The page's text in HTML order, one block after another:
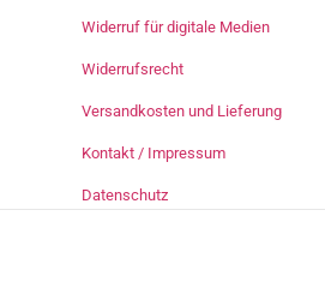
Widerruf für digitale Medien
Widerrufsrecht
Versandkosten und Lieferung
Kontakt / Impressum
Datenschutz